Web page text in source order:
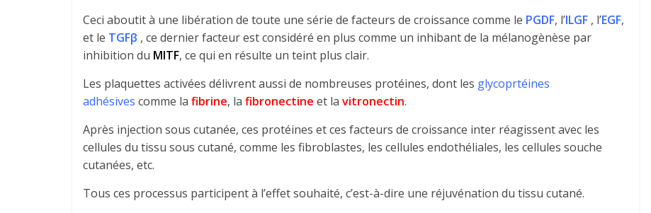
Ceci aboutit à une libération de toute une série de facteurs de croissance comme le PGDF, l’ILGF , l’EGF,
et le TGFβ , ce dernier facteur est considéré en plus comme un inhibant de la mélanogènèse par
inhibition du MITF, ce qui en résulte un teint plus clair.
Les plaquettes activées délivrent aussi de nombreuses protéines, dont les glycoprtéines
adhésives comme la fibrine, la fibronectine et la vitronectin.
Après injection sous cutanée, ces protéines et ces facteurs de croissance inter réagissent avec les
cellules du tissu sous cutané, comme les fibroblastes, les cellules endothéliales, les cellules souche
cutanées, etc.
Tous ces processus participent à l’effet souhaité, c’est-à-dire une réjuvénation du tissu cutané.